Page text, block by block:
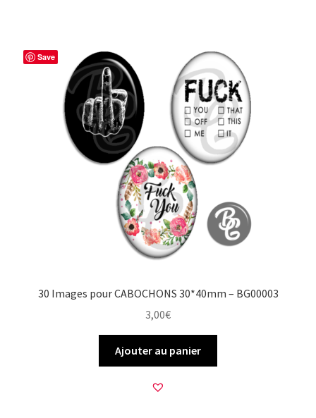
Save
30 Images pour CABOCHONS 30*40mm – BG00003
3,00€
Ajouter au panier